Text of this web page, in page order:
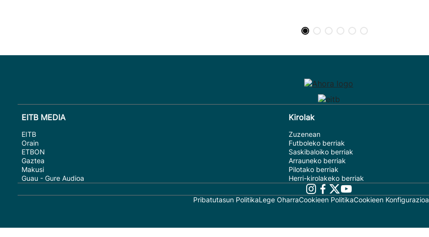
EITB MEDIA
EITB
Orain
ETBON
Gaztea
Makusi
Guau - Gure Audioa
Kirolak
Zuzenean
Futboleko berriak
Saskibaloiko berriak
Arrauneko berriak
Pilotako berriak
Herri-kirolakeko berriak
Pribatutasun PolitikaLege OharraCookieen PolitikaCookieen Konfigurazioa